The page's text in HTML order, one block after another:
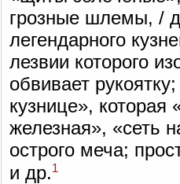
грозные шлемы, /
легендарного
лезвии которого
обвивает
кузнице», которая
железная», «сеть
острого меча;
и др.1